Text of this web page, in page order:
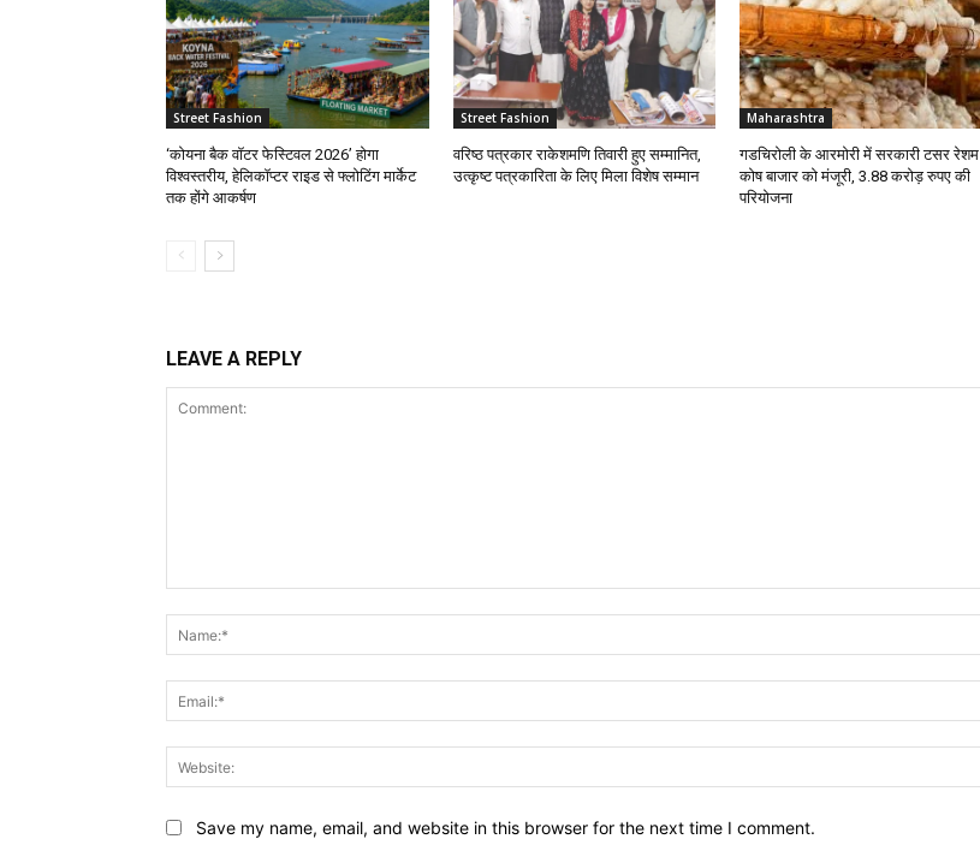
Street Fashion
‘कोयना बैक वॉटर फेस्टिवल 2026’ होगा
विश्वस्तरीय, हेलिकॉप्टर राइड से फ्लोटिंग मार्केट
तक होंगे आकर्षण
Street Fashion
वरिष्ठ पत्रकार राकेशमणि तिवारी हुए सम्मानित,
उत्कृष्ट पत्रकारिता के लिए मिला विशेष सम्मान
Maharashtra
गडचिरोली के आरमोरी में सरकारी टसर रेशम
कोष बाजार को मंजूरी, 3.88 करोड़ रुपए की
परियोजना
LEAVE A REPLY
Save my name, email, and website in this browser for the next time I comment.